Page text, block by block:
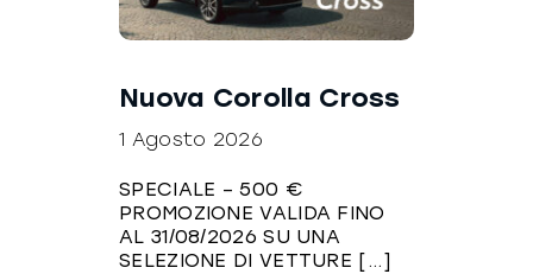
Nuova Corolla Cross
1 Agosto 2026
SPECIALE – 500 €
PROMOZIONE VALIDA FINO
AL 31/08/2026 SU UNA
SELEZIONE DI VETTURE [...]